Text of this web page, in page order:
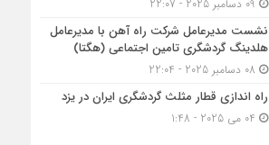
نشست مدیرعامل شرکت راه آهن با مدیرعامل
هلدینگ گردشگری تامین اجتماعی (هگتا)
راه اندازی قطار مثلث گردشگری ایران در یزد